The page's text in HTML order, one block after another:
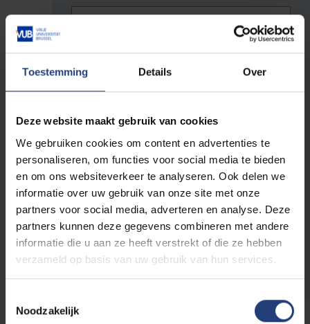
Toestemming Details Over
Deze website maakt gebruik van cookies
We gebruiken cookies om content en advertenties te
personaliseren, om functies voor social media te bieden
en om ons websiteverkeer te analyseren. Ook delen we
informatie over uw gebruik van onze site met onze
partners voor social media, adverteren en analyse. Deze
partners kunnen deze gegevens combineren met andere
informatie die u aan ze heeft verstrekt of die ze hebben
verzameld op basis van uw gebruik van hun services.
Noodzakelijk
Relatie tot de VUB
Alumnus/a
Medewerker
Student
Ouder van een
student
Sympathisant